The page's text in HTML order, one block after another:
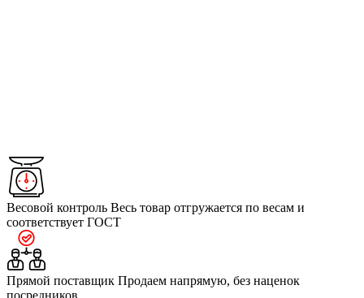
Весовой контроль Весь товар отгружается по весам и
соответствует ГОСТ
Прямой поставщик Продаем напрямую, без наценок
посредников